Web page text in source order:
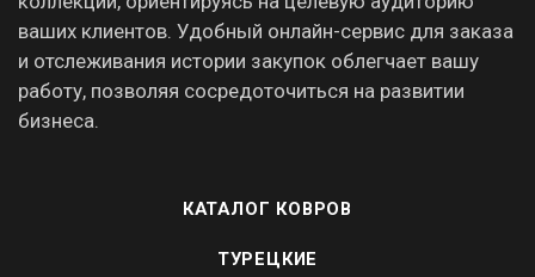
ваших клиентов. Удобный онлайн-сервис для заказа
и отслеживания истории закупок облегчает вашу
работу, позволяя сосредоточиться на развитии
бизнеса.
КАТАЛОГ КОВРОВ
ТУРЕЦКИЕ